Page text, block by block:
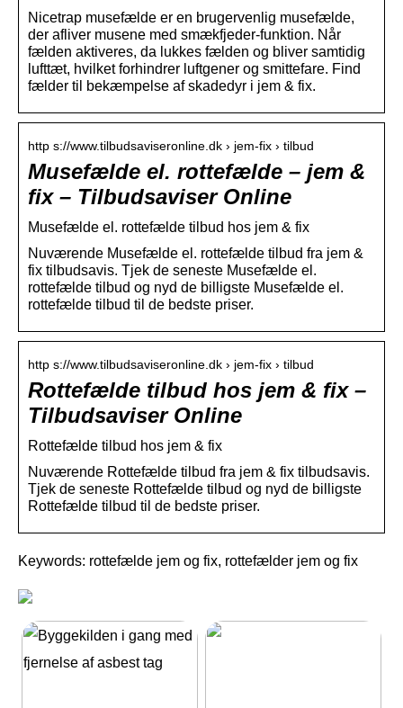
Nicetrap musefælde er en brugervenlig musefælde,
der afliver musene med smækfjeder-funktion. Når
fælden aktiveres, da lukkes fælden og bliver samtidig
lufttæt, hvilket forhindrer luftgener og smittefare. Find
fælder til bekæmpelse af skadedyr i jem & fix.
http s://www.tilbudsaviseronline.dk › jem-fix › tilbud
Musefælde el. rottefælde – jem &
fix – Tilbudsaviser Online
Musefælde el. rottefælde tilbud hos jem & fix
Nuværende Musefælde el. rottefælde tilbud fra jem &
fix tilbudsavis. Tjek de seneste Musefælde el.
rottefælde tilbud og nyd de billigste Musefælde el.
rottefælde tilbud til de bedste priser.
http s://www.tilbudsaviseronline.dk › jem-fix › tilbud
Rottefælde tilbud hos jem & fix –
Tilbudsaviser Online
Rottefælde tilbud hos jem & fix
Nuværende Rottefælde tilbud fra jem & fix tilbudsavis.
Tjek de seneste Rottefælde tilbud og nyd de billigste
Rottefælde tilbud til de bedste priser.
Keywords: rottefælde jem og fix, rottefælder jem og fix